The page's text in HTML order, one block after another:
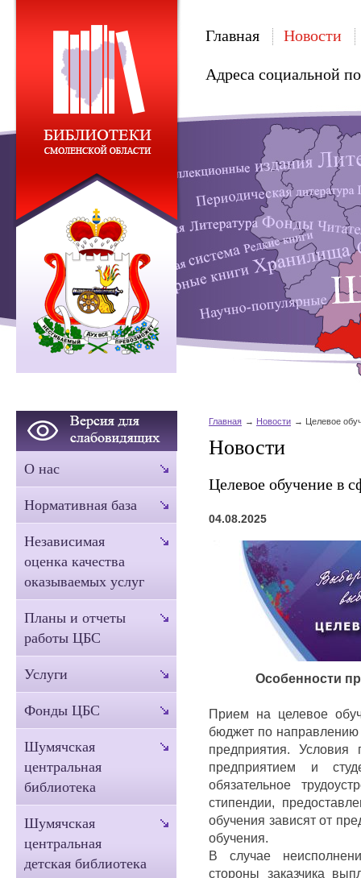
Главная Новости
Адреса социальной
Главная Новости Целевое
Новости
Целевое обучение в
04.08.2025
Особенности
Прием на целевое
бюджет по направлению
предприятия. Условия
предприятием и
обязательное
стипендии,
обучения зависят от
обучения.
В случае
стороны заказчика
О нас
Нормативная база
Независимая
оценка качества
оказываемых услуг
Планы и отчеты
работы ЦБС
Услуги
Фонды ЦБС
Шумячская
центральная
библиотека
Шумячская
центральная
детская библиотека